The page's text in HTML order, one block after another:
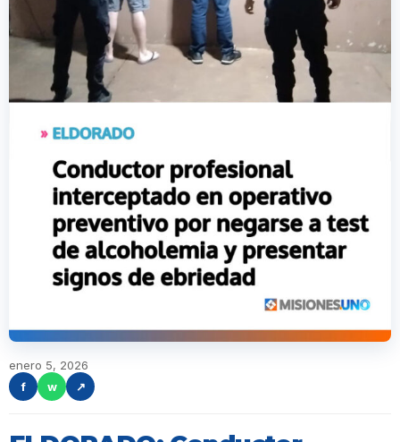
enero 5, 2026
f
w ↗